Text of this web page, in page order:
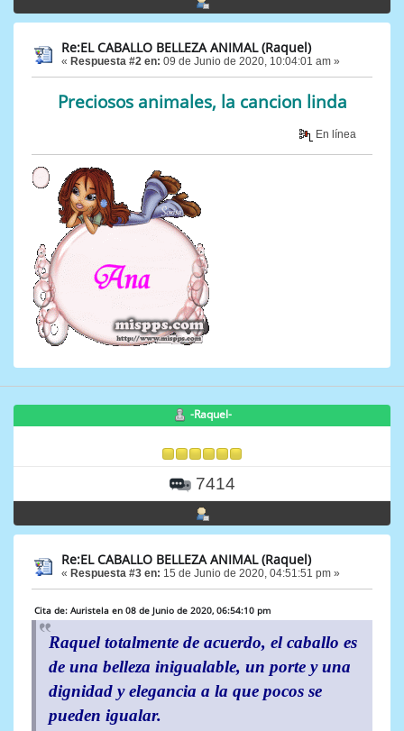
Re:EL CABALLO BELLEZA ANIMAL (Raquel)
« Respuesta #2 en: 09 de Junio de 2020, 10:04:01 am »
Preciosos animales, la cancion linda
En línea
-Raquel-
7414
Re:EL CABALLO BELLEZA ANIMAL (Raquel)
« Respuesta #3 en: 15 de Junio de 2020, 04:51:51 pm »
Cita de: Auristela en 08 de Junio de 2020, 06:54:10 pm
Raquel totalmente de acuerdo, el caballo es
de una belleza inigualable, un porte y una
dignidad y elegancia a la que pocos se
pueden igualar.